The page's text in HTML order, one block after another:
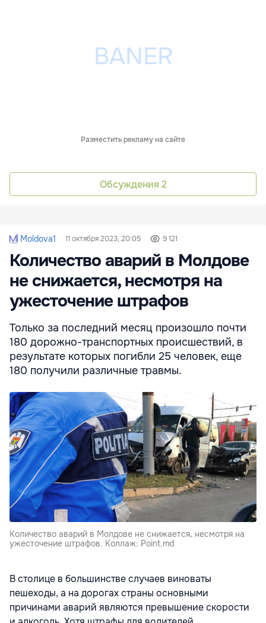
Разместить рекламу на сайте
Обсуждения 2
Moldova1 11 октября 2023, 20:05 9 121
Количество аварий в Молдове
не снижается, несмотря на
ужесточение штрафов
Только за последний месяц произошло почти
180 дорожно-транспортных происшествий, в
результате которых погибли 25 человек, еще
180 получили различные травмы.
Количество аварий в Молдове не снижается, несмотря на
ужесточение штрафов. Коллаж: Point.md
В столице в большинстве случаев виноваты
пешеходы, а на дорогах страны основными
причинами аварий являются превышение скорости